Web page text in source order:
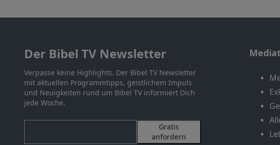
Der Bibel TV Newsletter
Verpasse keine Highlights. Der Bibel TV Newsletter
mit aktuellen Programmtipps, geistlichem Impuls
und Neuigkeiten rund um Bibel TV informiert Dich
jede Woche.
Gratis
anfordern